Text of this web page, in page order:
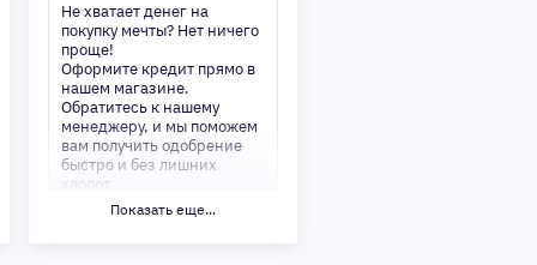
Не хватает денег на
покупку мечты? Нет ничего
проще!
Оформите кредит прямо в
нашем магазине.
Обратитесь к нашему
менеджеру, и мы поможем
вам получить одобрение
быстро и без лишних
хлопот.
Показать еще...